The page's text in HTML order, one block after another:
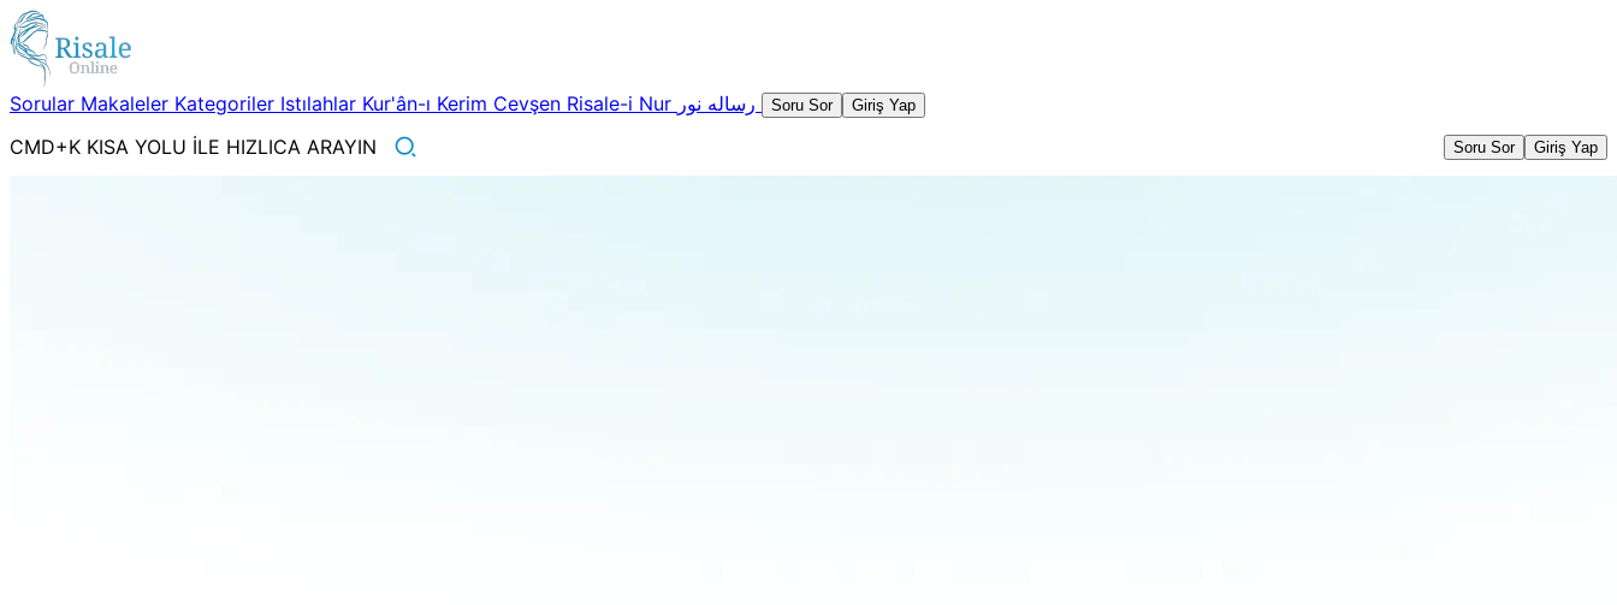
Sorular Makaleler Kategoriler Istılahlar Kur'ân-ı Kerim Cevşen Risale-i Nur Soru Sor Giriş Yap
CMD+K KISA YOLU İLE HIZLICA ARAYIN Soru Sor Giriş Yap